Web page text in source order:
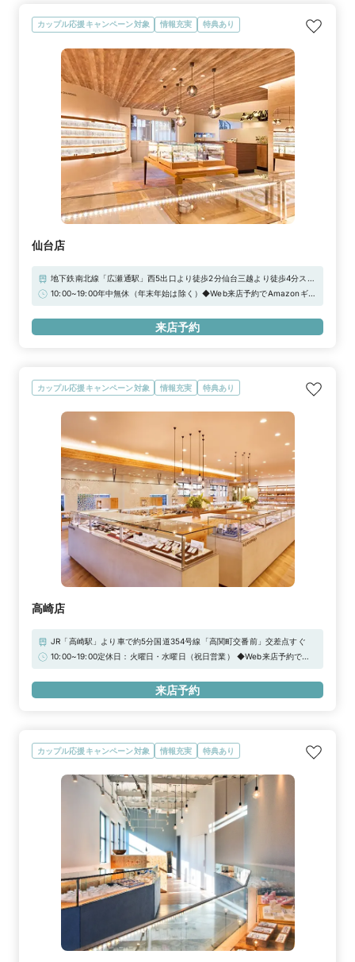
カップル応援キャンペーン対象 情報充実 特典あり
仙台店
地下鉄南北線「広瀬通駅」西5出口より徒歩2分仙台三越より徒歩4分スマ
イルホテル仙台国分町向いお車でお越しの際は近隣の『まちくる加盟駐車
10:00~19:00年中無休（年末年始は除く）◆Web来店予約でAmazonギフ
来店予約
カップル応援キャンペーン対象 情報充実 特典あり
高崎店
JR「高崎駅」より車で約5分国道354号線「高関町交番前」交差点すぐ
10:00~19:00定休日：火曜日・水曜日（祝日営業） ◆Web来店予約で
業のお知らせ】通常、定休日をいただいておりますが、下記日程につきま
して臨時営業いたします。祝日 / 9月30日（水）/ 12月22日（火）/ 12月来店予約
カップル応援キャンペーン対象 情報充実 特典あり